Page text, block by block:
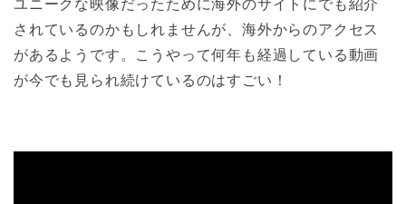
ユニークな映像だったために海外のサイトにでも紹介
されているのかもしれませんが、海外からのアクセス
があるようです。こうやって何年も経過している動画
が今でも見られ続けているのはすごい！